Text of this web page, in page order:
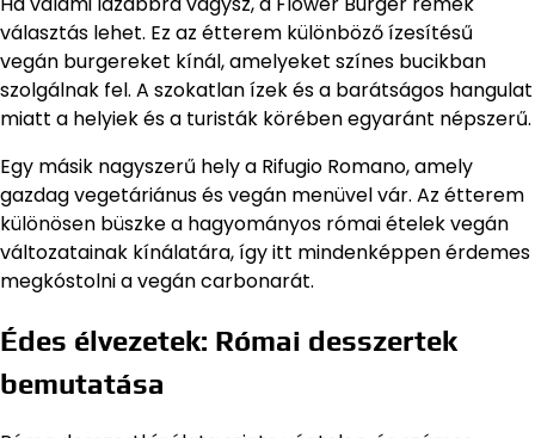
választás lehet. Ez az étterem különböző ízesítésű
vegán burgereket kínál, amelyeket színes bucikban
szolgálnak fel. A szokatlan ízek és a barátságos hangulat
miatt a helyiek és a turisták körében egyaránt népszerű.
Egy másik nagyszerű hely a Rifugio Romano, amely
gazdag vegetáriánus és vegán menüvel vár. Az étterem
különösen büszke a hagyományos római ételek vegán
változatainak kínálatára, így itt mindenképpen érdemes
megkóstolni a vegán carbonarát.
Édes élvezetek: Római desszertek
bemutatása